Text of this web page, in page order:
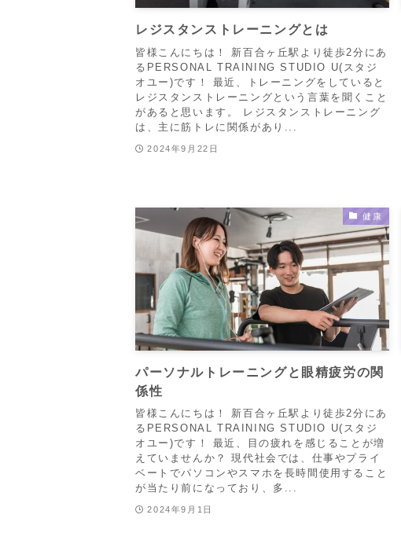
レジスタンストレーニングとは
皆様こんにちは！ 新百合ヶ丘駅より徒歩2分にあ
るPERSONAL TRAINING STUDIO U(スタジ
オユー)です！ 最近、トレーニングをしていると
レジスタンストレーニングという言葉を聞くこと
があると思います。 レジスタンストレーニング
は、主に筋トレに関係があり...
2024年9月22日
健康
パーソナルトレーニングと眼精疲労の関
係性
皆様こんにちは！ 新百合ヶ丘駅より徒歩2分にあ
るPERSONAL TRAINING STUDIO U(スタジ
オユー)です！ 最近、目の疲れを感じることが増
えていませんか？ 現代社会では、仕事やプライ
ベートでパソコンやスマホを長時間使用すること
が当たり前になっており、多...
2024年9月1日